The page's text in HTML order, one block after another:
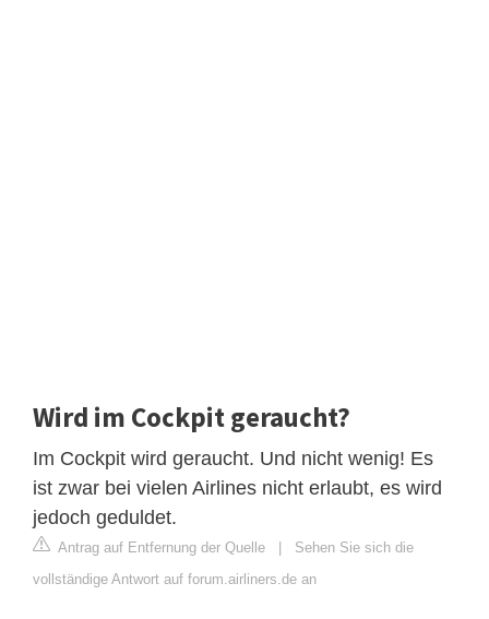
Wird im Cockpit geraucht?
Im Cockpit wird geraucht. Und nicht wenig! Es
ist zwar bei vielen Airlines nicht erlaubt, es wird
jedoch geduldet.
Antrag auf Entfernung der Quelle | Sehen Sie sich die
vollständige Antwort auf forum.airliners.de an